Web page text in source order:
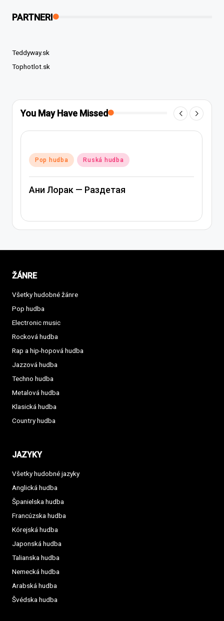
PARTNERI
Teddyway.sk
Tophotlot.sk
You May Have Missed
Posted
Pop hudba Ruská hudba
Ани Лорак — Лабиринт
ŽÁNRE
Všetky hudobné žánre
Pop hudba
Electronic music
Rocková hudba
Rap a hip-hopová hudba
Jazzová hudba
Techno hudba
Metalová hudba
Klasická hudba
Country hudba
JAZYKY
Všetky hudobné jazyky
Anglická hudba
Španielska hudba
Francúzska hudba
Kórejská hudba
Japonská hudba
Talianska hudba
Nemecká hudba
Arabská hudba
Švédska hudba